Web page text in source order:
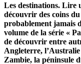
Les destinations. Lire
découvrir des coins
probablement jamais
volume de la série «
de découvrir entre
Angleterre,
Zambie, la péninsule